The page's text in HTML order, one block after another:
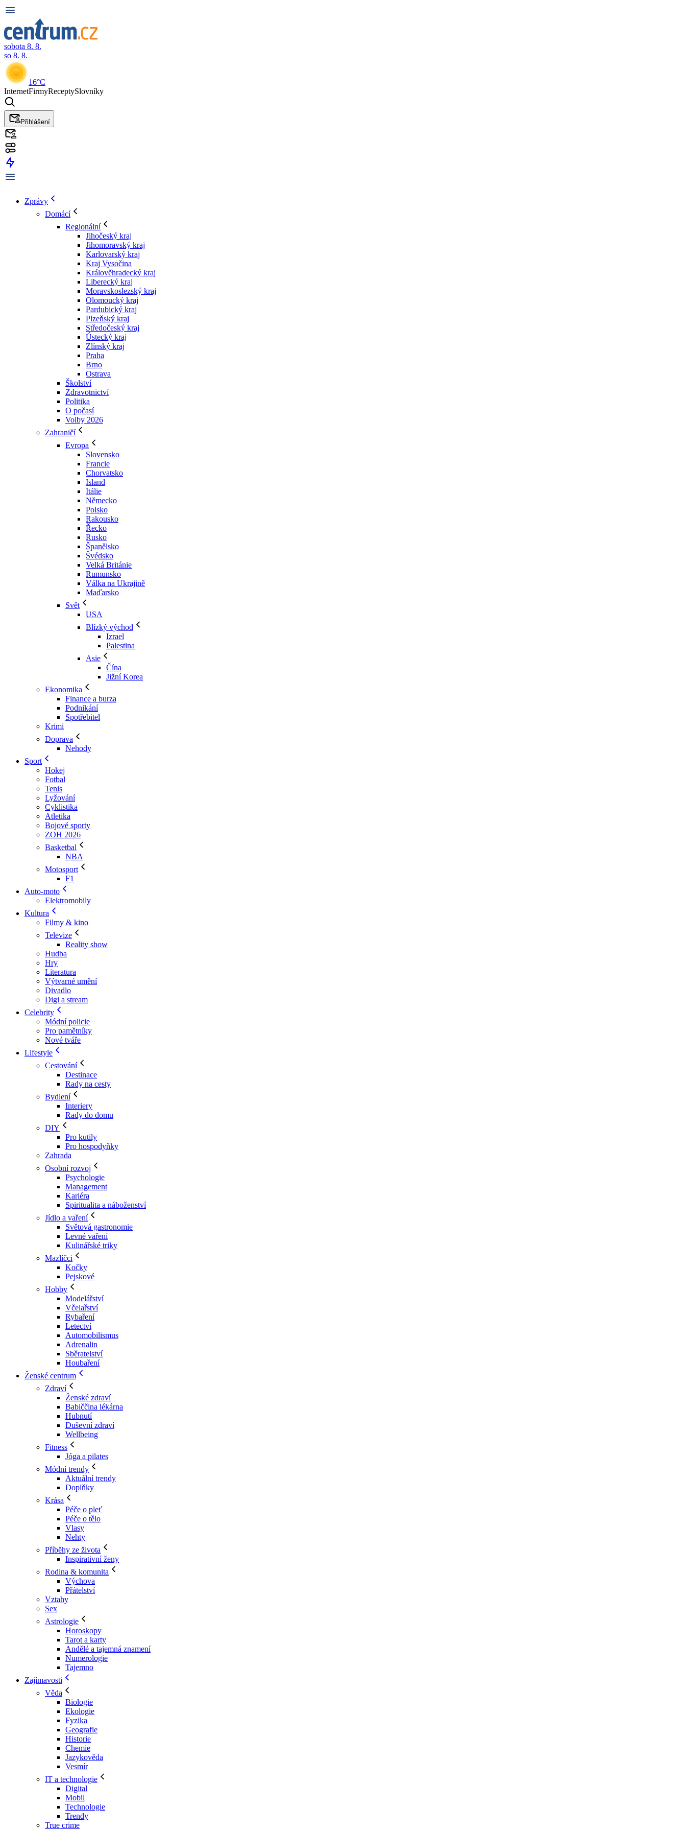
sobota 8. 8.
so 8. 8.
16°C
InternetFirmyReceptySlovníky
Přihlášení
Zprávy
Domácí
Regionální
Jihočeský kraj
Jihomoravský kraj
Karlovarský kraj
Kraj Vysočina
Králověhradecký kraj
Liberecký kraj
Moravskoslezský kraj
Olomoucký kraj
Pardubický kraj
Plzeňský kraj
Středočeský kraj
Ústecký kraj
Zlínský kraj
Praha
Brno
Ostrava
Školství
Zdravotnictví
Politika
O počasí
Volby 2026
Zahraničí
Evropa
Slovensko
Francie
Chorvatsko
Island
Itálie
Německo
Polsko
Rakousko
Řecko
Rusko
Španělsko
Švédsko
Velká Británie
Rumunsko
Válka na Ukrajině
Maďarsko
Svět
USA
Blízký východ
Izrael
Palestina
Asie
Čína
Jižní Korea
Ekonomika
Finance a burza
Podnikání
Spotřebitel
Krimi
Doprava
Nehody
Sport
Hokej
Fotbal
Tenis
Lyžování
Cyklistika
Atletika
Bojové sporty
ZOH 2026
Basketbal
NBA
Motosport
F1
Auto-moto
Elektromobily
Kultura
Filmy & kino
Televize
Reality show
Hudba
Hry
Literatura
Výtvarné umění
Divadlo
Digi a stream
Celebrity
Módní policie
Pro pamětníky
Nové tváře
Lifestyle
Cestování
Destinace
Rady na cesty
Bydlení
Interiery
Rady do domu
DIY
Pro kutily
Pro hospodyňky
Zahrada
Osobní rozvoj
Psychologie
Management
Kariéra
Spiritualita a náboženství
Jídlo a vaření
Světová gastronomie
Levné vaření
Kulinářské triky
Mazlíčci
Kočky
Pejskové
Hobby
Modelářství
Včelařství
Rybaření
Letectví
Automobilismus
Adrenalin
Sběratelství
Houbaření
Ženské centrum
Zdraví
Ženské zdraví
Babiččina lékárna
Hubnutí
Duševní zdraví
Wellbeing
Fitness
Jóga a pilates
Módní trendy
Aktuální trendy
Doplňky
Krása
Péče o pleť
Péče o tělo
Vlasy
Nehty
Příběhy ze života
Inspirativní ženy
Rodina & komunita
Výchova
Přátelství
Vztahy
Sex
Astrologie
Horoskopy
Tarot a karty
Andělé a tajemná znamení
Numerologie
Tajemno
Zajímavosti
Věda
Biologie
Ekologie
Fyzika
Geografie
Historie
Chemie
Jazykověda
Vesmír
IT a technologie
Digital
Mobil
Technologie
Trendy
True crime